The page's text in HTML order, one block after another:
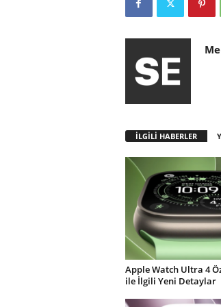
İLGİLİ HABERLER
Apple Watch Ultra 4
ile İlgili Yeni Detaylar